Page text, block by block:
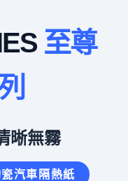
至尊
晰無霧
汽車隔熱紙